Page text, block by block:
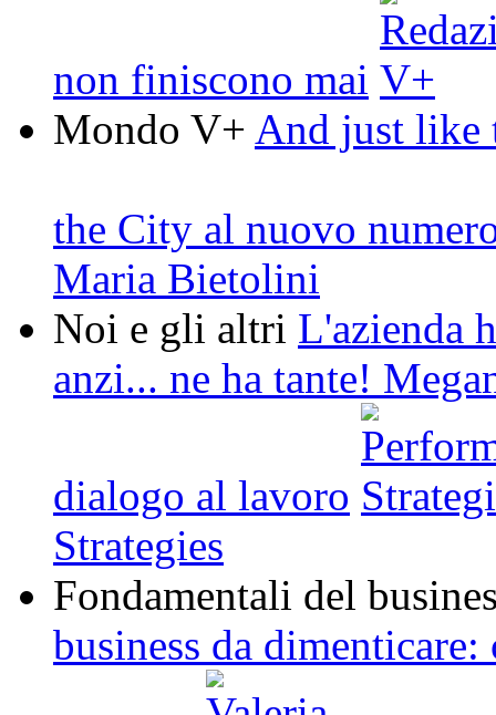
non finiscono mai
Mondo V+ And just like
the City al nuovo
Maria Bietolini
Noi e gli altri L'azienda
anzi... ne ha tante!
dialogo al lavoro
Strategies
Fondamentali del
business da